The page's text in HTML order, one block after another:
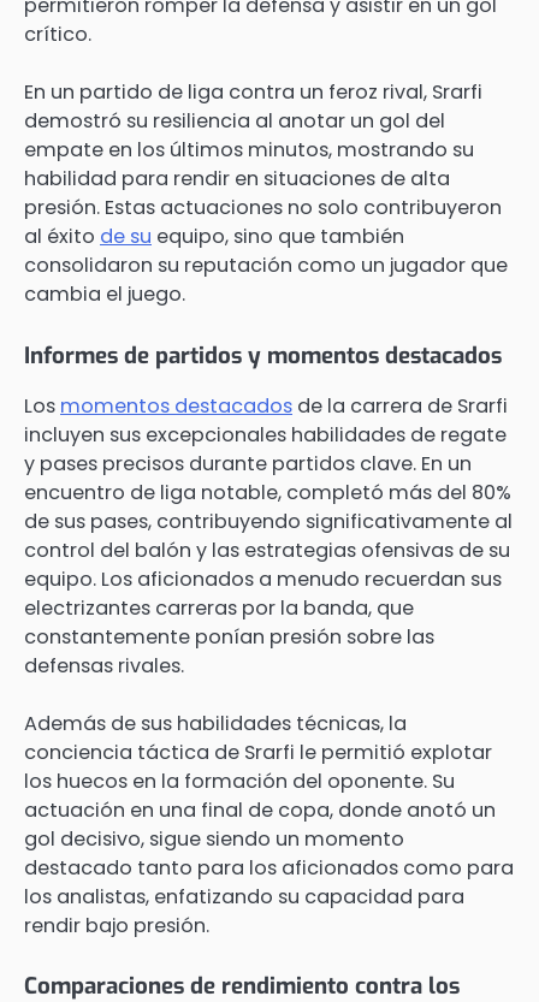
permitieron romper la defensa y asistir en un gol
crítico.
En un partido de liga contra un feroz rival, Srarfi
demostró su resiliencia al anotar un gol del
empate en los últimos minutos, mostrando su
habilidad para rendir en situaciones de alta
presión. Estas actuaciones no solo contribuyeron
al éxito de su equipo, sino que también
consolidaron su reputación como un jugador que
cambia el juego.
Informes de partidos y momentos destacados
Los momentos destacados de la carrera de Srarfi
incluyen sus excepcionales habilidades de regate
y pases precisos durante partidos clave. En un
encuentro de liga notable, completó más del 80%
de sus pases, contribuyendo significativamente al
control del balón y las estrategias ofensivas de su
equipo. Los aficionados a menudo recuerdan sus
electrizantes carreras por la banda, que
constantemente ponían presión sobre las
defensas rivales.
Además de sus habilidades técnicas, la
conciencia táctica de Srarfi le permitió explotar
los huecos en la formación del oponente. Su
actuación en una final de copa, donde anotó un
gol decisivo, sigue siendo un momento
destacado tanto para los aficionados como para
los analistas, enfatizando su capacidad para
rendir bajo presión.
Comparaciones de rendimiento contra los